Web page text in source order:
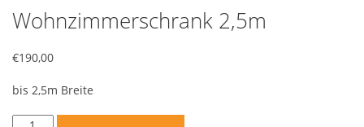
Wohnzimmerschrank 2,5m
€190,00
bis 2,5m Breite